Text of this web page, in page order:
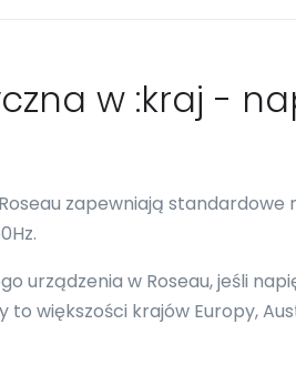
w :kraj -
zapewniają standardowe
urządzenia w Roseau, jeśli
to większości krajów Europy,